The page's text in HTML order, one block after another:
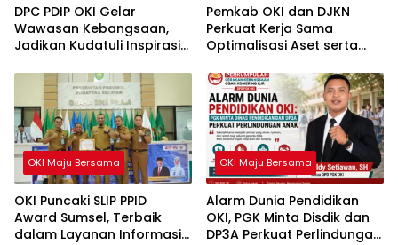
DPC PDIP OKI Gelar
Wawasan Kebangsaan,
Jadikan Kudatuli Inspirasi
Pemkab OKI dan DJKN
Perkuat Kerja Sama
Optimalisasi Aset serta
OKI Maju Bersama
OKI Puncaki SLIP PPID
Award Sumsel, Terbaik
dalam Layanan Informasi
OKI Maju Bersama
Alarm Dunia Pendidikan
OKI, PGK Minta Disdik dan
DP3A Perkuat Perlindungan